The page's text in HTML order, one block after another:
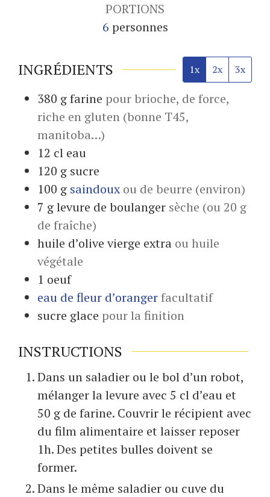
PORTIONS
6 personnes
INGRÉDIENTS 1x 2x 3x
380 gfarine pour brioche, de force,
riche en gluten (bonne T45,
manitoba…)
12 cl eau
120 g sucre
100 g saindoux ou de beurre (environ)
7 glevure de boulanger sèche (ou 20 g
de fraîche)
huile d’olive vierge extra ou huile
végétale
1 oeuf
eau de fleur d’orangerfacultatif
sucre glace pour la finition
INSTRUCTIONS
Dans un saladier ou le bol d’un robot,
mélanger la levure avec 5 cl d’eau et
50 g de farine. Couvrir le récipient avec
du film alimentaire et laisser reposer
1h. Des petites bulles doivent se
former.
Dans le même saladier ou cuve du